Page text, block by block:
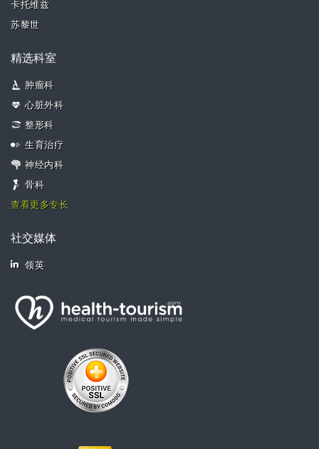
卡托维兹
苏黎世
精选科室
肿瘤科
心脏外科
整形科
生育治疗
神经内科
骨科
查看更多专长
社交媒体
领英